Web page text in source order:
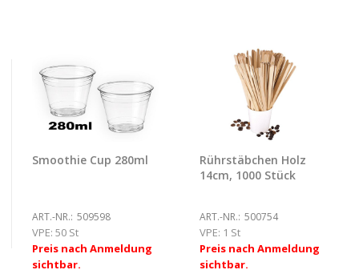
Smoothie Cup 280ml
ART.-NR.: 509598
VPE: 50 St
Preis nach Anmeldung
sichtbar.
Rührstäbchen Holz
14cm, 1000 Stück
ART.-NR.: 500754
VPE: 1 St
Preis nach Anmeldung
sichtbar.